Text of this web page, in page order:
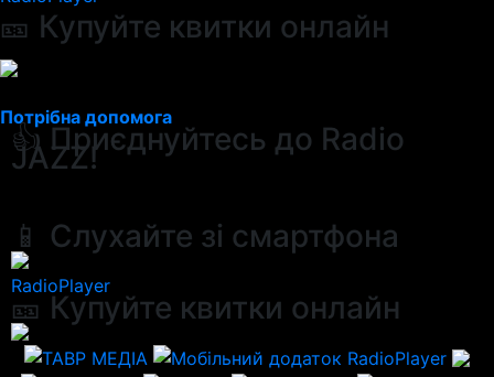
🎫 Купуйте квитки онлайн
Потрібна допомога
👍 Приєднуйтесь до Radio
JAZZ!
📱 Слухайте зі смартфона
RadioPlayer
🎫 Купуйте квитки онлайн